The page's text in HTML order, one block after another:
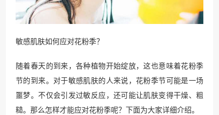
敏感肌肤如何应对花粉季？
随着春天的到来，各种植物开始绽放，这也意味着花粉季
节的到来。对于敏感肌肤的人来说，花粉季节可能是一场
噩梦。不仅会引发过敏反应，还可能让肌肤变得干燥、粗
糙。那么怎样才能应对花粉季呢？下面为大家详细介绍。